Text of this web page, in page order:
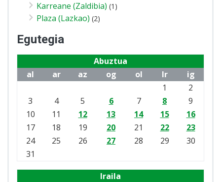
Karreane (Zaldibia) (1)
Plaza (Lazkao) (2)
Egutegia
Abuztua
al
ar az og ol lr
ig
1
2
3
4 5 6 7 8
9
10
11 12 13 14 15
16
17
18 19 20 21 22
23
24
25 26 27 28 29
30
31
Iraila